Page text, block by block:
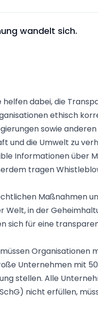
wandelt sich.
helfen dabei, die
ethisch
sowie
und die Umwelt zu
Informationen über
tragen
Maßnahmen
in der
sich für eine
Organisationen
Unternehmen mit
stellen. Alle
) nicht erfüllen,